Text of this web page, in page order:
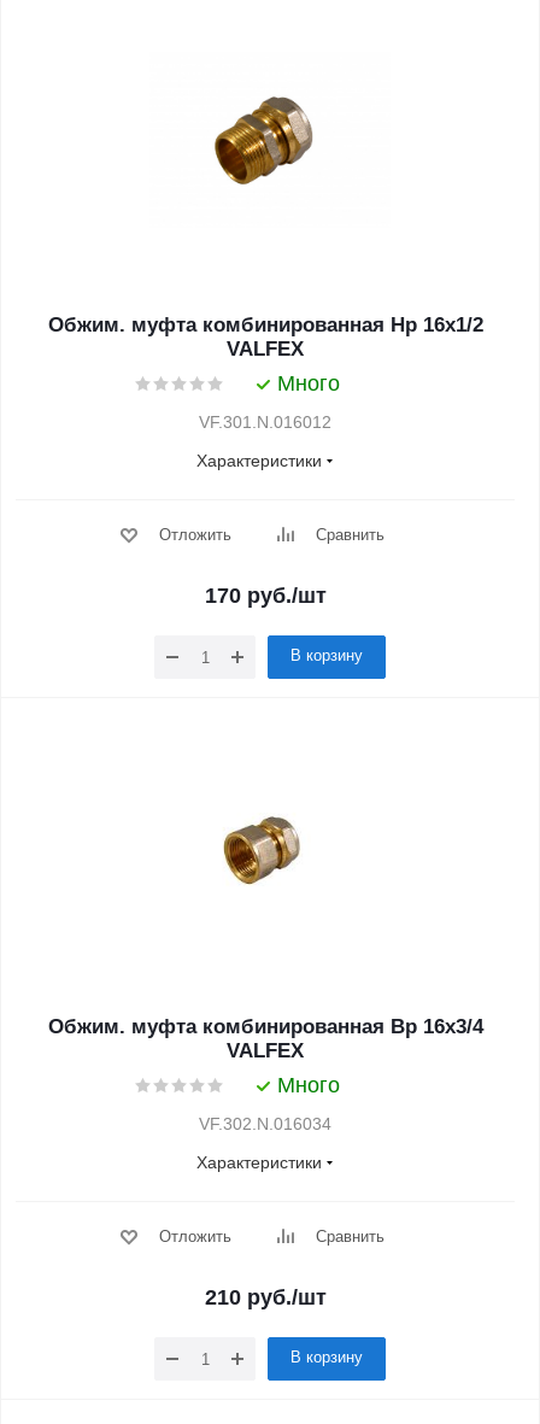
Обжим. муфта комбинированная Нр 16х1/2
VALFEX
Много
VF.301.N.016012
Характеристики
Отложить Сравнить
170 руб./шт
В корзину
Обжим. муфта комбинированная Вр 16х3/4
VALFEX
Много
VF.302.N.016034
Характеристики
Отложить Сравнить
210 руб./шт
В корзину